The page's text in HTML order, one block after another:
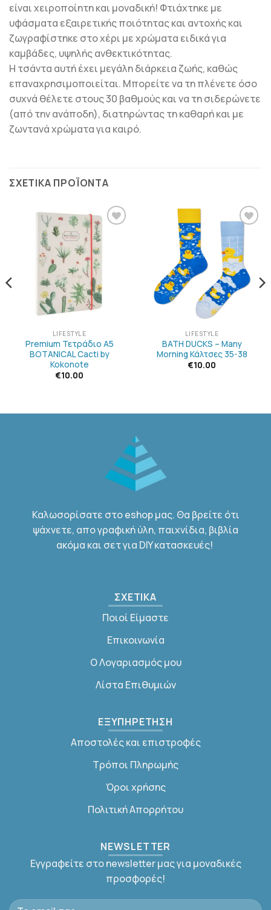
είναι χειροποίητη και μοναδική! Φτιάχτηκε με
υφάσματα εξαιρετικής ποιότητας και αντοχής και
ζωγραφίστηκε στο χέρι με χρώματα ειδικά για
καμβάδες, υψηλής ανθεκτικότητας.
Η τσάντα αυτή έχει μεγάλη διάρκεια ζωής, καθώς
επαναχρησιμοποιείται. Μπορείτε να τη πλένετε όσο
συχνά θέλετε στους 30 βαθμούς και να τη σιδερώνετε
(από την ανάποδη), διατηρώντας τη καθαρή και με
ζωντανά χρώματα για καιρό.
ΣΧΕΤΙΚΆ ΠΡΟΪΌΝΤΑ
ΠΡΟΣΘΉΚΗ
ΣΤΗΝ
ΛΊΣΤΑ
ΕΠΙΘΥΜΙΏΝ
LIFESTYLE
Premium Τετράδιο Α5
BOTANICAL Cacti by
Kokonote
€10.00
ΠΡΟΣΘΉΚΗ
ΣΤΗΝ
ΛΊΣΤΑ
ΕΠΙΘΥΜΙΏΝ
LIFESTYLE
BATH DUCKS – Many
Morning Κάλτσες 35-38
€10.00
Καλωσορίσατε στο eshop μας. Θα βρείτε ότι
ψάχνετε, απο γραφική ύλη, παιχνίδια, βιβλία
ακόμα και σετ για DIY κατασκευές!
ΣΧΕΤΙΚΑ
Ποιοί Είμαστε
Επικοινωνία
Ο Λογαριασμός μου
Λίστα Επιθυμιών
ΕΞΥΠΗΡΕΤΗΣΗ
Αποστολές και επιστροφές
Τρόποι Πληρωμής
Όροι χρήσης
Πολιτική Απορρήτου
NEWSLETTER
Εγγραφείτε στο newsletter μας για μοναδικές
προσφορές!